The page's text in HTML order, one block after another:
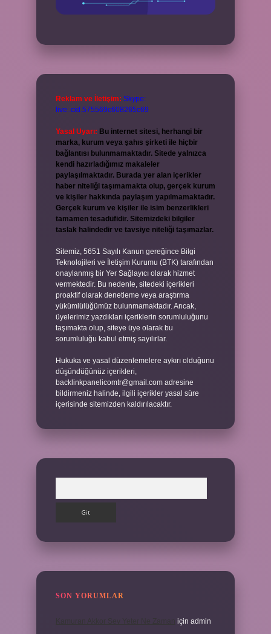
Reklam ve İletişim: Skype:
live:.cid.575569c608265c69
Yasal Uyarı: Bu internet sitesi, herhangi bir
marka, kurum veya şahıs şirketi ile hiçbir
bağlantısı bulunmamaktadır. Sitede yalnızca
kendi hazırladığımız makaleler
paylaşılmaktadır. Burada yer alan içerikler
haber niteliği taşımamakta olup, gerçek kurum
ve kişiler hakkında paylaşım yapılmamaktadır.
Gerçek kurum ve kişiler ile isim benzerlikleri
tamamen tesadüfidir. Sitemizdeki bilgiler
taslak halindedir ve tavsiye niteliği taşımazlar.
Sitemiz, 5651 Sayılı Kanun gereğince Bilgi
Teknolojileri ve İletişim Kurumu (BTK) tarafından
onaylanmış bir Yer Sağlayıcı olarak hizmet
vermektedir. Bu nedenle, sitedeki içerikleri
proaktif olarak denetleme veya araştırma
yükümlülüğümüz bulunmamaktadır. Ancak,
üyelerimiz yazdıkları içeriklerin sorumluluğunu
taşımakta olup, siteye üye olarak bu
sorumluluğu kabul etmiş sayılırlar.
Hukuka ve yasal düzenlemelere aykırı olduğunu
düşündüğünüz içerikleri,
backlinkpanelicomtr@gmail.com adresine
bildirmeniz halinde, ilgili içerikler yasal süre
içerisinde sitemizden kaldırılacaktır.
SON YORUMLAR
için admin